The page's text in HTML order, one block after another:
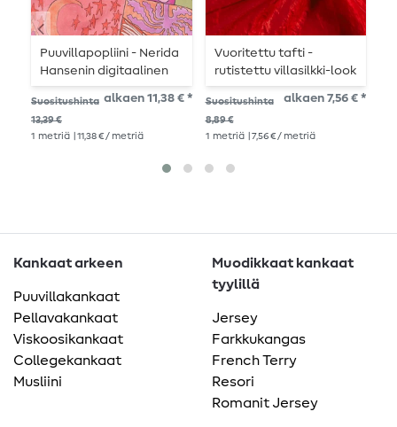
Puuvillapopliini - Nerida
Hansenin digitaalinen
painatus Creatures Pink
(Vaaleanpunaiset
olennot)
Suositushinta
13,39 €
alkaen 11,38 € *
1 metriä | 11,38 € / metriä
Vuoritettu tafti -
rutistettu villasilkki-look
punainen
Suositushinta
8,89 €
alkaen 7,56 € *
1 metriä | 7,56 € / metriä
Kankaat arkeen
Puuvillakankaat
Pellavakankaat
Viskoosikankaat
Collegekankaat
Musliini
Muodikkaat kankaat
tyylillä
Jersey
Farkkukangas
French Terry
Resori
Romanit Jersey